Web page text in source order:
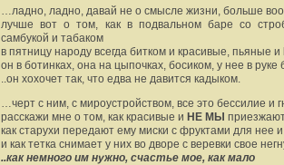
…ладно, ладно, давай не о смысле жизни, больше
лучше вот о том, как в подвальном баре со
самбукой и табаком
в пятницу народу всегда битком и красивые, пьяные и
он в ботинках, она на цыпочках, босиком, у нее в
..он хохочет так, что едва не давится кадыком.
…черт с ним, с мироустройством, все это бессилие и
расскажи мне о том, как красивые и НЕ МЫ
как старухи передают ему миски с фруктами для нее
и как тетка снимает у них во дворе с веревки свое
..как немного им нужно, счастье мое, как мало